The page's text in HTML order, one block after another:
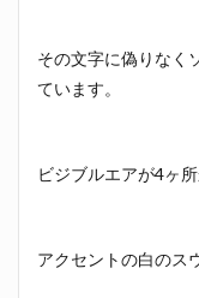
その文字に偽りなく
ています。
ビジブルエアが4ヶ
アクセントの白のス